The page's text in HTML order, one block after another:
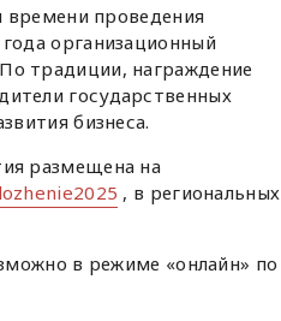
проведения
организационный
традиции, награждение
государственных
бизнеса.
размещена на
, в региональных
в режиме «онлайн» по